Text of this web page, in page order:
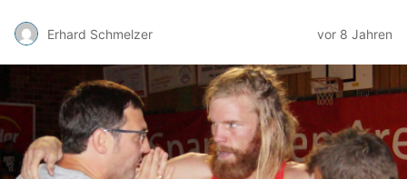
Erhard Schmelzer vor 8 Jahren